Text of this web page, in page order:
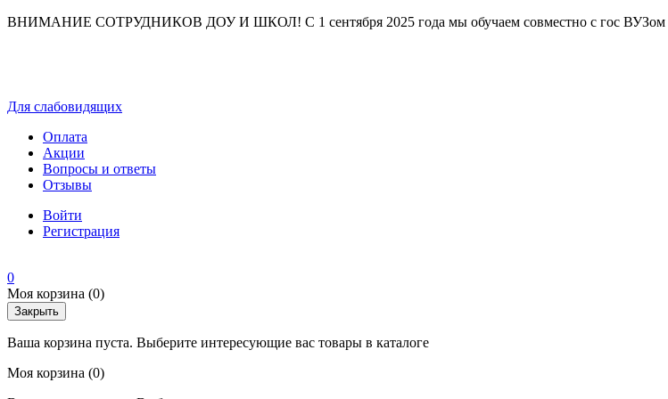
ВНИМАНИЕ СОТРУДНИКОВ ДОУ И ШКОЛ! С 1 сентября 2025 года мы обучаем совместно с гос ВУЗом
Для слабовидящих
Оплата
Акции
Вопросы и ответы
Отзывы
Войти
Регистрация
0
Моя корзина (0)
Закрыть
Ваша корзина пуста. Выберите интересующие вас товары в каталоге
Моя корзина (0)